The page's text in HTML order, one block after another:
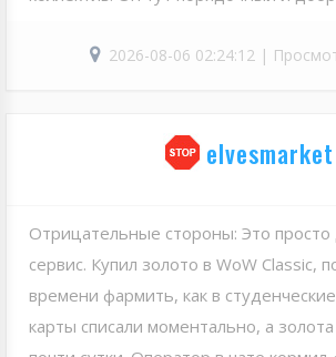
2026-08-06 02:24:12 |
elvesmarket
Отрицательные стороны: Это просто
сервис. Купил золото в WoW Classiс,
времени фармить, как в
карты списали моментально, а